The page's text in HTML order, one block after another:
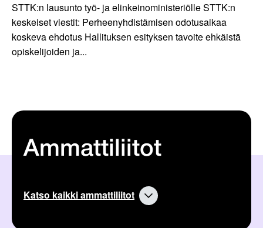
STTK:n lausunto työ- ja elinkeinoministeriölle STTK:n
keskeiset viestit: Perheenyhdistämisen odotusaikaa
koskeva ehdotus Hallituksen esityksen tavoite ehkäistä
opiskelijoiden ja...
Ammattiliitot
Katso kaikki ammattiliitot